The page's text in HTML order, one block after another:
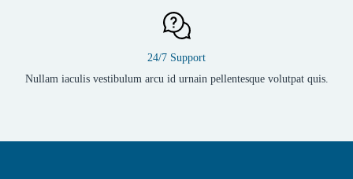
24/7 Support
Nullam iaculis vestibulum arcu id urnain pellentesque volutpat quis.